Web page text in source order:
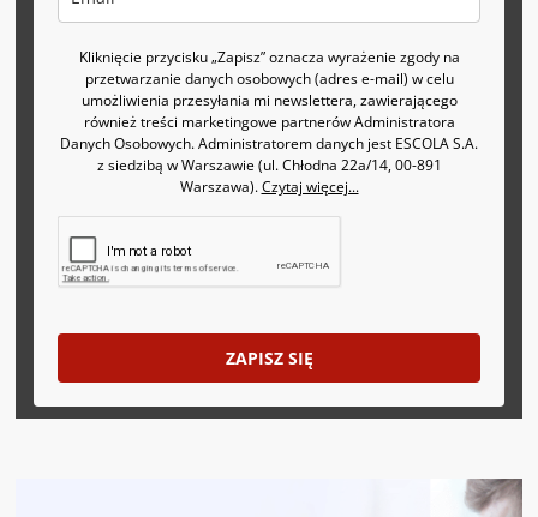
Kliknięcie przycisku „Zapisz” oznacza wyrażenie zgody na
przetwarzanie danych osobowych (adres e-mail) w celu
umożliwienia przesyłania mi newslettera, zawierającego
również treści marketingowe partnerów Administratora
Danych Osobowych. Administratorem danych jest ESCOLA S.A.
z siedzibą w Warszawie (ul. Chłodna 22a/14, 00-891
Warszawa).Czytaj więcej...
ZAPISZ SIĘ